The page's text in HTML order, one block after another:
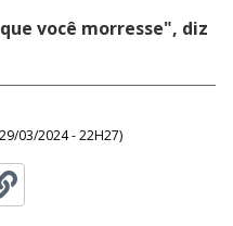
você morresse", diz
29/03/2024 - 22H27)